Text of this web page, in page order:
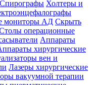
Спирографы Холтеры и
мониторы АД Скрыть
операционные
Аппараты
хирургические
вен и
Лазеры хирургические
вакуумной терапии